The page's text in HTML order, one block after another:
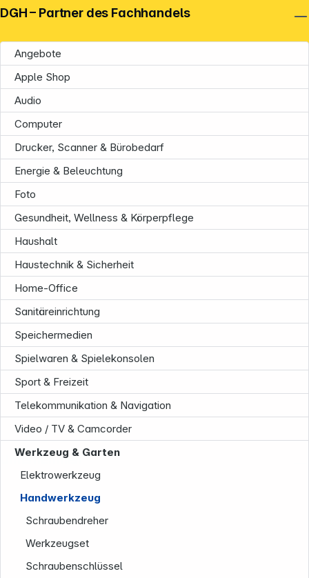
Angebote
Apple Shop
Audio
Computer
Drucker, Scanner & Bürobedarf
Energie & Beleuchtung
Foto
Gesundheit, Wellness & Körperpflege
Haushalt
Haustechnik & Sicherheit
Home-Office
Sanitäreinrichtung
Speichermedien
Spielwaren & Spielekonsolen
Sport & Freizeit
Telekommunikation & Navigation
Video / TV & Camcorder
Werkzeug & Garten
Elektrowerkzeug
Handwerkzeug
Schraubendreher
Werkzeugset
Schraubenschlüssel
DGH – Partner des Fachhandels
Unternehmen